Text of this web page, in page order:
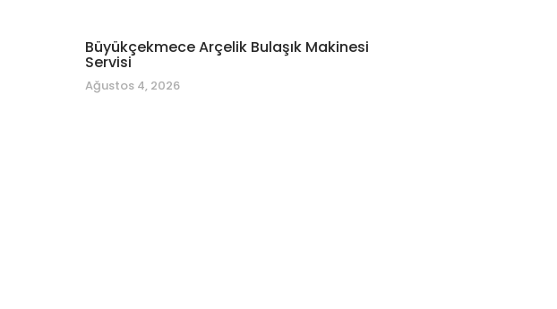
Büyükçekmece Arçelik Bulaşık Makinesi
Servisi
Ağustos 4, 2026